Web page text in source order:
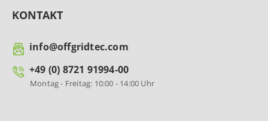
KONTAKT
info@offgridtec.com
+49 (0) 8721 91994-00
Montag - Freitag: 10:00 - 14:00 Uhr